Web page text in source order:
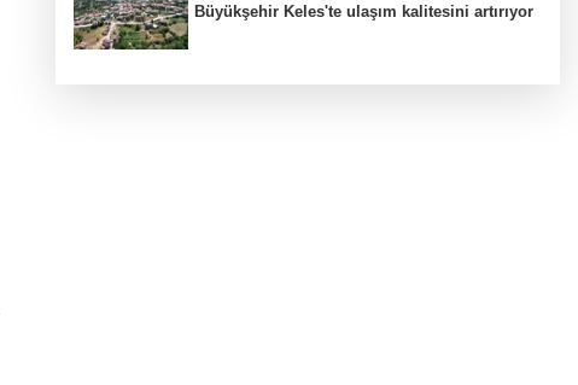
Büyükşehir Keles'te ulaşım kalitesini artırıyor